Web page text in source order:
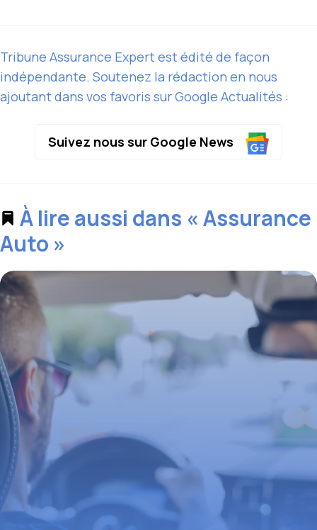
Tribune Assurance Expert est édité de façon
indépendante. Soutenez la rédaction en nous
ajoutant dans vos favoris sur Google Actualités :
Suivez nous sur Google News
À lire aussi dans « Assurance
Auto »